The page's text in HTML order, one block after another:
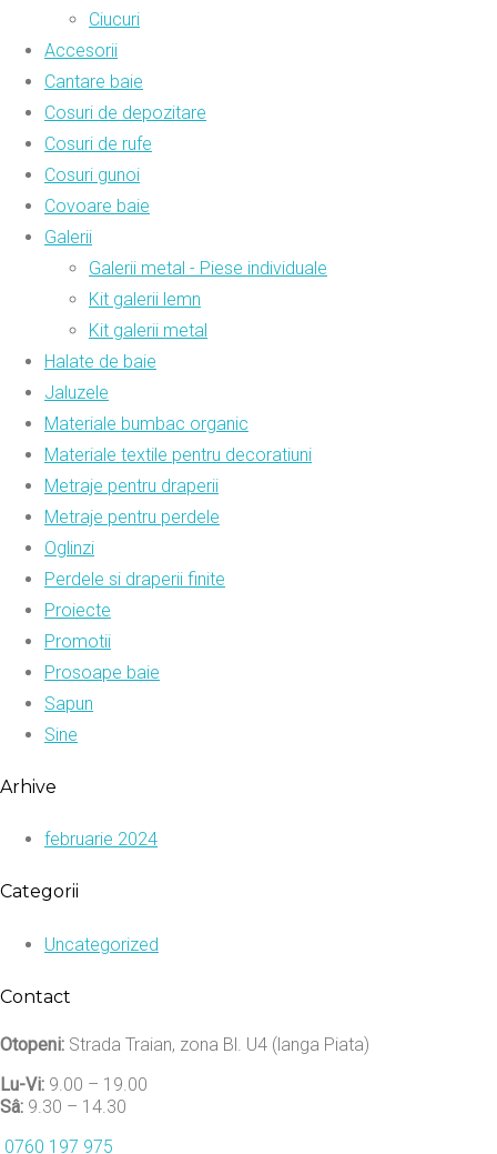
Ciucuri
Accesorii
Cantare baie
Cosuri de depozitare
Cosuri de rufe
Cosuri gunoi
Covoare baie
Galerii
Galerii metal - Piese individuale
Kit galerii lemn
Kit galerii metal
Halate de baie
Jaluzele
Materiale bumbac organic
Materiale textile pentru decoratiuni
Metraje pentru draperii
Metraje pentru perdele
Oglinzi
Perdele si draperii finite
Proiecte
Promotii
Prosoape baie
Sapun
Sine
Arhive
februarie 2024
Categorii
Uncategorized
Contact
Otopeni: Strada Traian, zona Bl. U4 (langa Piata)
Lu-Vi: 9.00 – 19.00
Sâ: 9.30 – 14.30
0760 197 975